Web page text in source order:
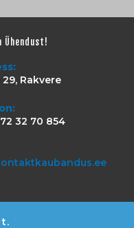
Ühendust!
29, Rakvere
32 70 854